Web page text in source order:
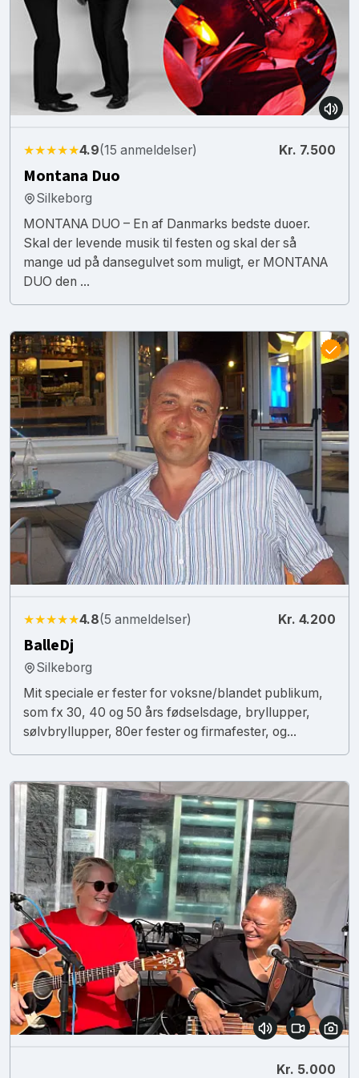
★★★★★4.9(15 anmeldelser) Kr. 7.500
Montana Duo
Silkeborg
MONTANA DUO – En af Danmarks bedste duoer.
Skal der levende musik til festen og skal der så
mange ud på dansegulvet som muligt, er MONTANA
DUO den ...
★★★★★4.8(5 anmeldelser) Kr. 4.200
BalleDj
Silkeborg
Mit speciale er fester for voksne/blandet publikum,
som fx 30, 40 og 50 års fødselsdage, bryllupper,
sølvbryllupper, 80er fester og firmafester, og...
Kr. 5.000